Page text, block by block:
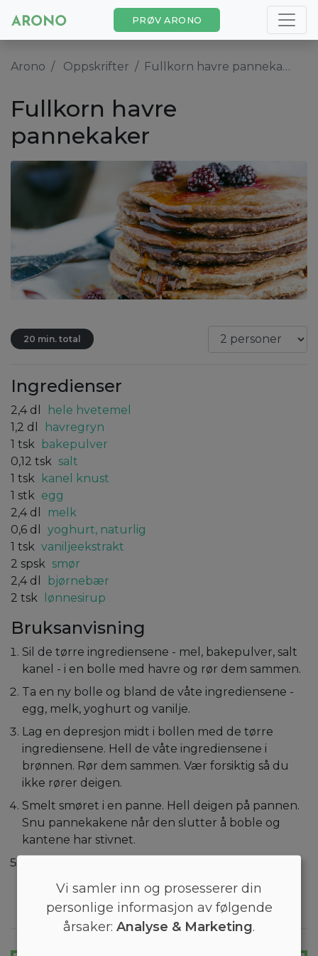
PRØV ARONO
Arono Oppskrifter Fullkorn havre pannekaker
Fullkorn havre
pannekaker
20 min. total
Ingredienser
2,4 dl
hele hvetemel
1,2 dl
havregryn
1 tsk
bakepulver
0,12 tsk salt
1 tsk
kanel knust
1 stk egg
2,4 dl
melk
0,6 dl
yoghurt, naturlig
1 tsk vaniljeekstrakt
2 spsk smør
2,4 dl
bjørnebær
2 tsk lønnesirup
Bruksanvisning
Sil de tørre ingrediensene - mel, bakepulver, salt
kanel - i en bolle med havre og rør dem sammen.
Ta en ny bolle og bland de våte ingrediensene -
egg, melk, yoghurt og vanilje.
Lag en depresjon midt i bollen med de tørre
ingrediensene. Hell de våte ingrediensene i
brønnen. Rør dem sammen. Vær forsiktig så du
ikke rører deigen.
Smelt smøret i en panne. Hell deigen på pannen.
Snu pannekakene når den slutter å boble og
kantene har stivnet.
pannekakene med bjørnebær og sirup.
Værsågod!
Vi samler inn og prosesserer din
personlige informasjon av følgende
årsaker: Analyse & Marketing.